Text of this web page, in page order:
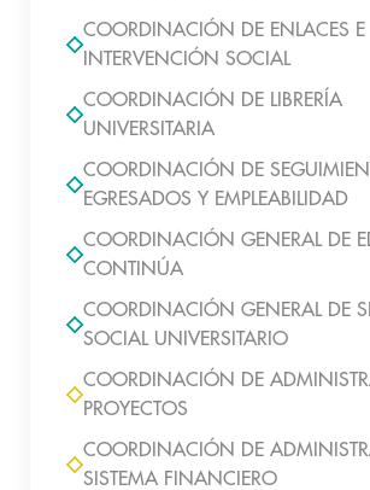
COORDINACIÓN DE ENLACES E
INTERVENCIÓN SOCIAL
COORDINACIÓN DE LIBRERÍA
UNIVERSITARIA
COORDINACIÓN DE
EGRESADOS Y EMPLEABILIDAD
COORDINACIÓN GENERAL DE
CONTINÚA
COORDINACIÓN GENERAL DE
SOCIAL UNIVERSITARIO
COORDINACIÓN DE
PROYECTOS
COORDINACIÓN DE
SISTEMA FINANCIERO